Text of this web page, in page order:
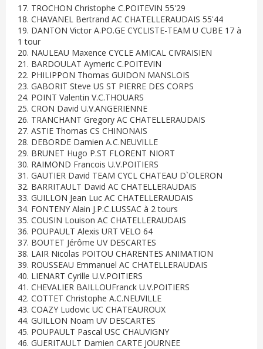
17. TROCHON Christophe C.POITEVIN 55'29
18. CHAVANEL Bertrand AC CHATELLERAUDAIS 55'44
19. DANTON Victor A.PO.GE CYCLISTE-TEAM U CUBE 17 à
1 tour
20. NAULEAU Maxence CYCLE AMICAL CIVRAISIEN
21. BARDOULAT Aymeric C.POITEVIN
22. PHILIPPON Thomas GUIDON MANSLOIS
23. GABORIT Steve US ST PIERRE DES CORPS
24. POINT Valentin V.C.THOUARS
25. CRON David U.V.ANGERIENNE
26. TRANCHANT Gregory AC CHATELLERAUDAIS
27. ASTIE Thomas CS CHINONAIS
28. DEBORDE Damien A.C.NEUVILLE
29. BRUNET Hugo P.ST FLORENT NIORT
30. RAIMOND Francois U.V.POITIERS
31. GAUTIER David TEAM CYCL CHATEAU D`OLERON
32. BARRITAULT David AC CHATELLERAUDAIS
33. GUILLON Jean Luc AC CHATELLERAUDAIS
34. FONTENY Alain J.P.C.LUSSAC à 2 tours
35. COUSIN Louison AC CHATELLERAUDAIS
36. POUPAULT Alexis URT VELO 64
37. BOUTET Jérôme UV DESCARTES
38. LAIR Nicolas POITOU CHARENTES ANIMATION
39. ROUSSEAU Emmanuel AC CHATELLERAUDAIS
40. LIENART Cyrille U.V.POITIERS
41. CHEVALIER BAILLOUFranck U.V.POITIERS
42. COTTET Christophe A.C.NEUVILLE
43. COAZY Ludovic UC CHATEAUROUX
44. GUILLON Noam UV DESCARTES
45. POUPAULT Pascal USC CHAUVIGNY
46. GUERITAULT Damien CARTE JOURNEE